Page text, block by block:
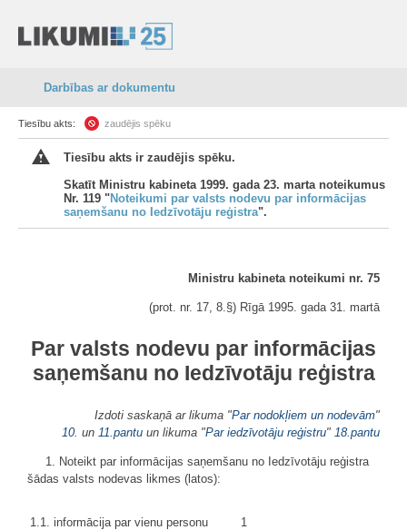
Darbības ar dokumentu
Tiesību akts: zaudējis spēku
Tiesību akts ir zaudējis spēku.
Skatīt Ministru kabineta 1999. gada 23. marta noteikumus
Nr. 119 "Noteikumi par valsts nodevu par informācijas
saņemšanu no Iedzīvotāju reģistra".
Ministru kabineta noteikumi nr. 75
(prot. nr. 17, 8.§) Rīgā 1995. gada 31. martā
Par valsts nodevu par informācijas
saņemšanu no Iedzīvotāju reģistra
Izdoti saskaņā ar likuma "Par nodokļiem un nodevām"
10. un 11.pantu un likuma "Par iedzīvotāju reģistru" 18.pantu
1. Noteikt par informācijas saņemšanu no Iedzīvotāju reģistra
šādas valsts nodevas likmes (latos):
1.1. informācija par vienu personu 1